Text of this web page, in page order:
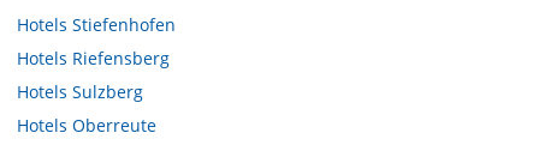
Hotels Stiefenhofen
Hotels Riefensberg
Hotels Sulzberg
Hotels Oberreute